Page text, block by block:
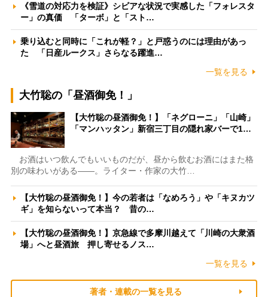
《雪道の対応力を検証》シビアな状況で実感した「フォレスタ
ー」の真価 「ターボ」と「スト…
乗り込むと同時に「これが軽？」と戸惑うのには理由があっ
た 「日産ルークス」さらなる躍進…
一覧を見る
大竹聡の「昼酒御免！」
【大竹聡の昼酒御免！】「ネグローニ」「山崎」
「マンハッタン」新宿三丁目の隠れ家バーで1…
お酒はいつ飲んでもいいものだが、昼から飲むお酒にはまた格
別の味わいがある――。ライター・作家の大竹…
【大竹聡の昼酒御免！】今の若者は「なめろう」や「キヌカツ
ギ」を知らないって本当？ 昔の…
【大竹聡の昼酒御免！】京急線で多摩川越えて「川崎の大衆酒
場」へと昼酒旅 押し寄せるノス…
一覧を見る
著者・連載の一覧を見る